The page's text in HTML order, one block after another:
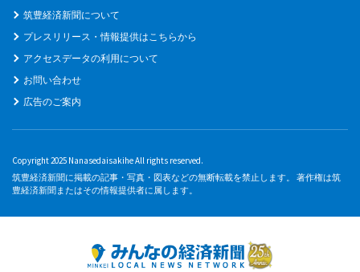
筑豊経済新聞について
プレスリリース・情報提供はこちらから
アクセスデータの利用について
お問い合わせ
広告のご案内
Copyright 2025 Nanasedaisakihe All rights reserved.
筑豊経済新聞に掲載の記事・写真・図表などの無断転載を禁止します。 著作権は筑
豊経済新聞またはその情報提供者に属します。